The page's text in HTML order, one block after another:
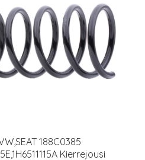
188C0385
Kierrejousi